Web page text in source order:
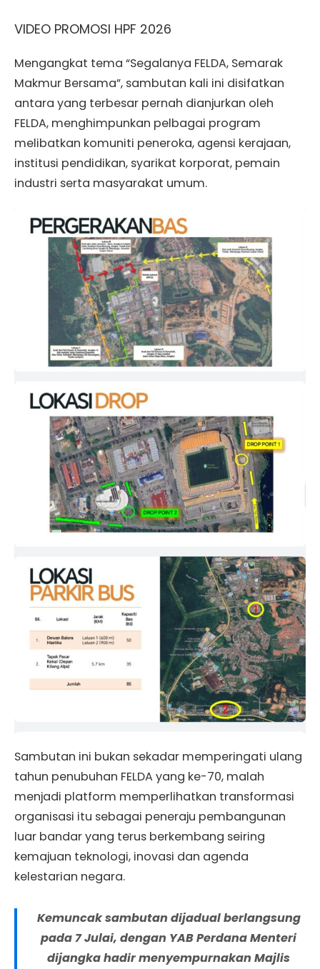
VIDEO PROMOSI HPF 2026
Mengangkat tema “Segalanya FELDA, Semarak
Makmur Bersama”, sambutan kali ini disifatkan
antara yang terbesar pernah dianjurkan oleh
FELDA, menghimpunkan pelbagai program
melibatkan komuniti peneroka, agensi kerajaan,
institusi pendidikan, syarikat korporat, pemain
industri serta masyarakat umum.
Sambutan ini bukan sekadar memperingati ulang
tahun penubuhan FELDA yang ke-70, malah
menjadi platform memperlihatkan transformasi
organisasi itu sebagai peneraju pembangunan
luar bandar yang terus berkembang seiring
kemajuan teknologi, inovasi dan agenda
kelestarian negara.
Kemuncak sambutan dijadual berlangsung
pada 7 Julai, dengan YAB Perdana Menteri
dijangka hadir menyempurnakan Majlis